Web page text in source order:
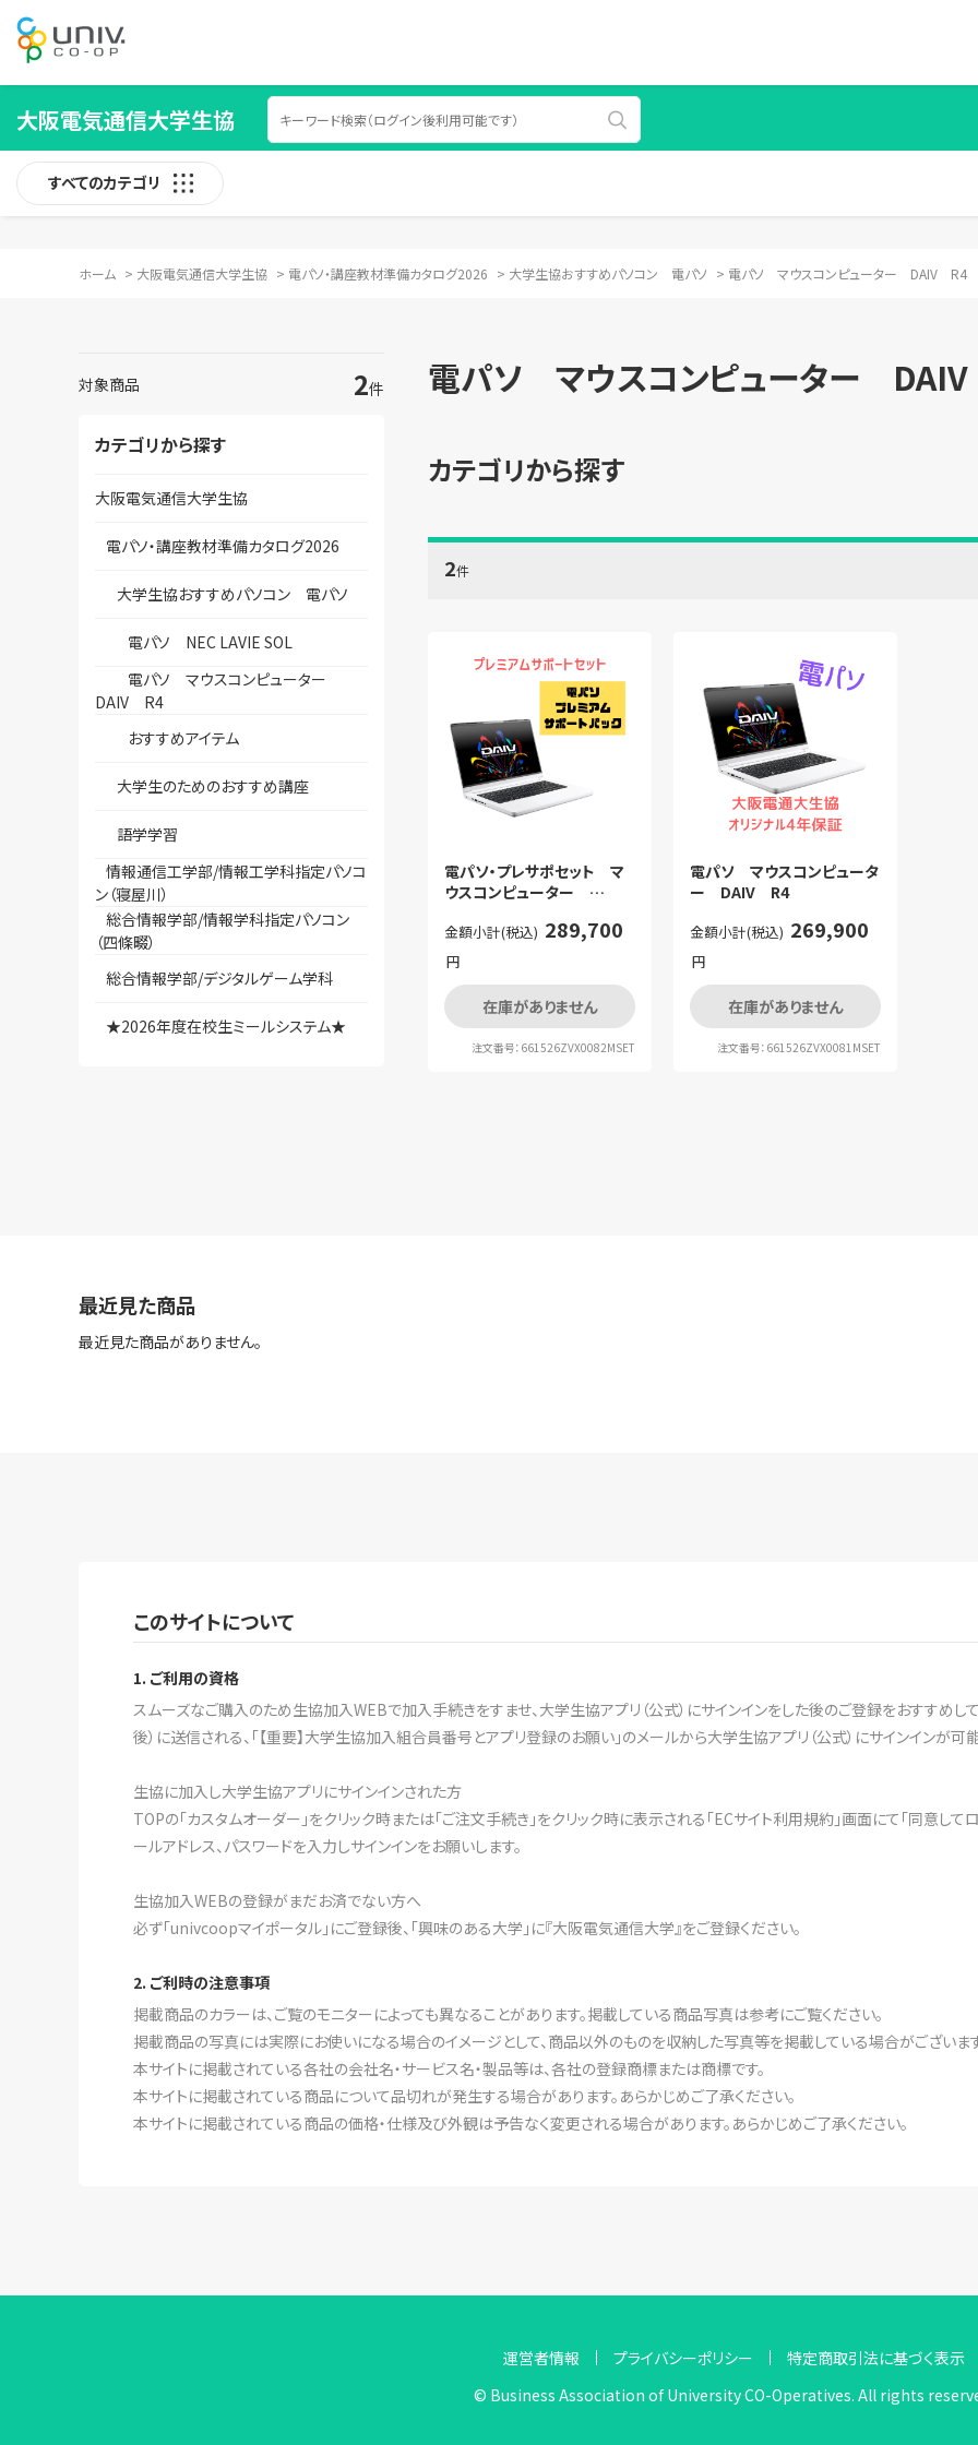
大阪電気通信大学生協
すべてのカテゴリ
ホーム > 大阪電気通信大学生協 > 電パソ・講座教材準備カタログ2026 > 大学生協おすすめパソコン 電パソ > 電パソ マウスコンピューター DAIV R4
対象商品 2件
カテゴリから探す
大阪電気通信大学生協
電パソ・講座教材準備カタログ2026
大学生協おすすめパソコン 電パソ
電パソ NEC LAVIE SOL
電パソ マウスコンピューター
DAIV R4
おすすめアイテム
大学生のためのおすすめ講座
語学学習
情報通信工学部/情報工学科指定パソコ
ン（寝屋川）
総合情報学部/情報学科指定パソコン
（四條畷）
総合情報学部/デジタルゲーム学科
★2026年度在校生ミールシステム★
電パソ マウスコンピューター
カテゴリから探す
2件
電パソ・プレサポセット マ
ウスコンピューター
金額小計(税込) 289,700
円
在庫がありません
注文番号：661526ZVX0082MSET
電パソ マウスコンピュータ
ー DAIV R4
金額小計(税込) 269,900
円
在庫がありません
注文番号：661526ZVX0081MSET
最近見た商品
最近見た商品がありません。
このサイトについて
1. ご利用の資格
スムーズなご購入のため生協加入WEBで加入手続きをすませ、大学生協アプリ（公式）にサインインをした後のご登録をおすすめ
後）に送信される、「【重要】大学生協加入組合員番号とアプリ登録のお願い」のメールから大学生協アプリ（公式）にサインインが可能
生協に加入し大学生協アプリにサインインされた方
TOPの「カスタムオーダー」をクリック時または「ご注文手続き」をクリック時に表示される「ECサイト利用規約」画面にて「同意し
ールアドレス、パスワードを入力しサインインをお願いします。
生協加入WEBの登録がまだお済でない方へ
必ず「univcoopマイポータル」にご登録後、「興味のある大学」に『大阪電気通信大学』をご登録ください。
2. ご利時の注意事項
掲載商品のカラーは、ご覧のモニターによっても異なることがあります。掲載している商品写真は参考にご覧ください。
掲載商品の写真には実際にお使いになる場合のイメージとして、商品以外のものを収納した写真等を掲載している場合がございます
本サイトに掲載されている各社の会社名・サービス名・製品等は、各社の登録商標または商標です。
本サイトに掲載されている商品について品切れが発生する場合があります。あらかじめご了承ください。
本サイトに掲載されている商品の価格・仕様及び外観は予告なく変更される場合があります。あらかじめご了承ください。
運営者情報 プライバシーポリシー
特定商取引法に基づく表示
© Business Association of University CO-Operatives. All rights